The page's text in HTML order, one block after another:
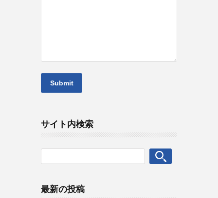
サイト内検索
最新の投稿